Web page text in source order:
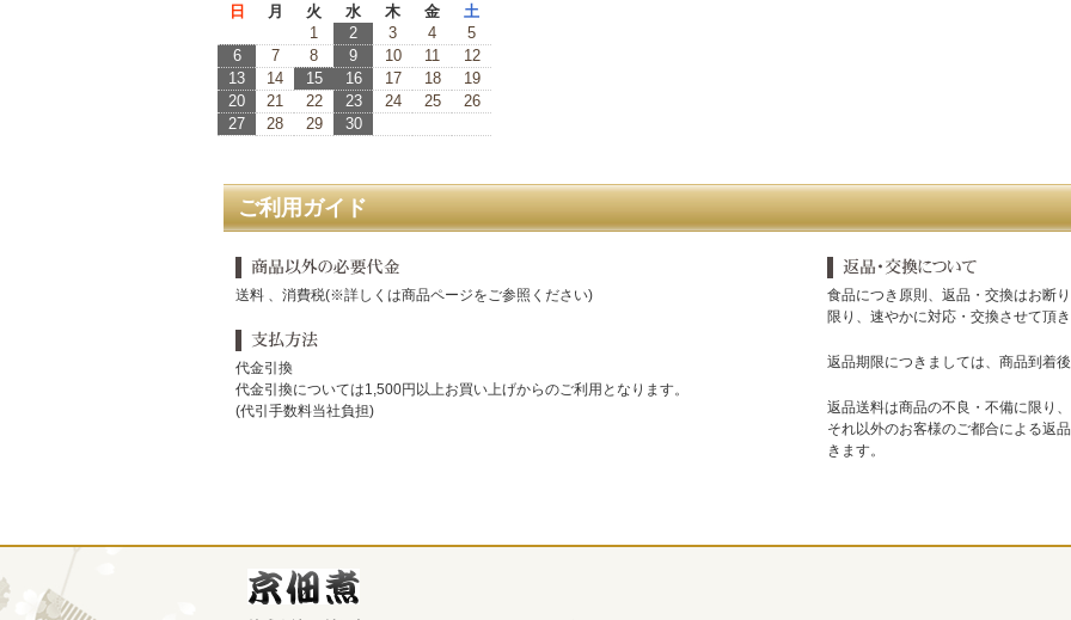
日
月 火 水 木 金
土
1
2 3 4
5
6
7 8 9 10 11
12
13
14 15 16 17 18
19
20
21 22 23 24 25
26
27
28 29 30
ご利用ガイド
送料 、消費税(※詳しくは商品ページをご参照ください)
代金引換
代金引換については1,500円以上お買い上げからのご利用となります。
(代引手数料当社負担)
食品につき原則、返品・交換はお断
限り、速やかに対応・交換させて頂
返品期限につきましては、商品到着
返品送料は商品の不良・不備に限り
それ以外のお客様のご都合による返
きます。